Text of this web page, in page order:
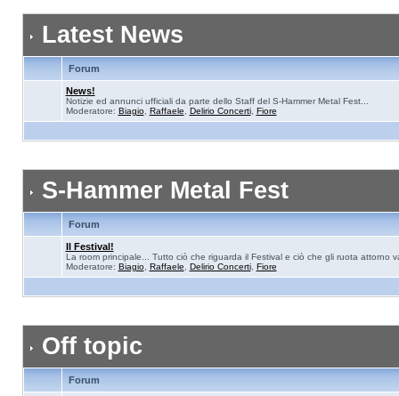
Latest News
Forum
News!
Notizie ed annunci ufficiali da parte dello Staff del S-Hammer Metal Fest...
Moderatore: Biagio, Raffaele Delirio Concerti, Fiore
S-Hammer Metal Fest
Forum
Il Festival!
La room principale... Tutto ciò che riguarda il Festival e ciò che gli ruota attorno
Moderatore: Biagio, Raffaele Delirio Concerti, Fiore
Off topic
Forum